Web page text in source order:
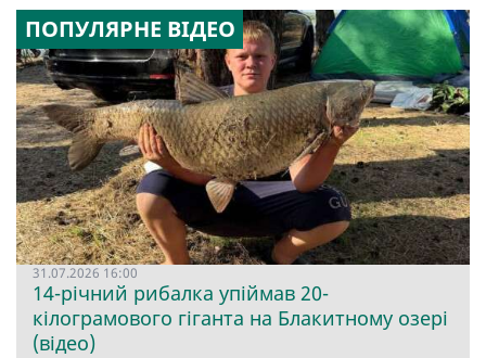
ПОПУЛЯРНЕ ВІДЕО
31.07.2026 16:00
14-річний рибалка упіймав 20-
кілограмового гіганта на Блакитному озері
(відео)